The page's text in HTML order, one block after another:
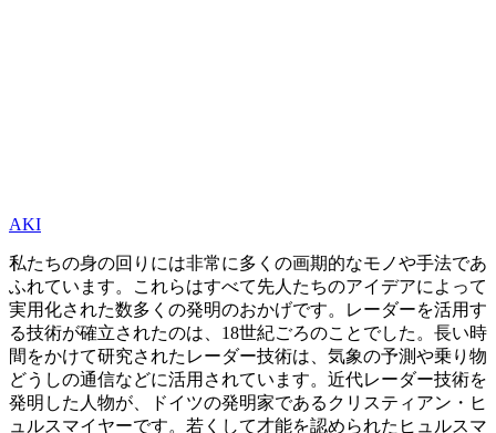
AKI
私たちの身の回りには非常に多くの画期的なモノや手法であ
ふれています。これらはすべて先人たちのアイデアによって
実用化された数多くの発明のおかげです。レーダーを活用す
る技術が確立されたのは、18世紀ごろのことでした。長い時
間をかけて研究されたレーダー技術は、気象の予測や乗り物
どうしの通信などに活用されています。近代レーダー技術を
発明した人物が、ドイツの発明家であるクリスティアン・ヒ
ュルスマイヤーです。若くして才能を認められたヒュルスマ